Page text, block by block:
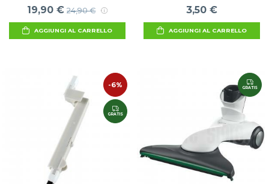
19,90 € 24,90 €
AGGIUNGI AL CARRELLO
3,50 €
AGGIUNGI AL CARRELLO
-6%
GRATIS
GRATIS